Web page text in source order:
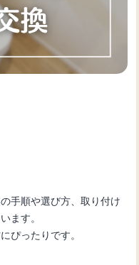
手順や選び方、取り付け
ます。
ぴったりです。